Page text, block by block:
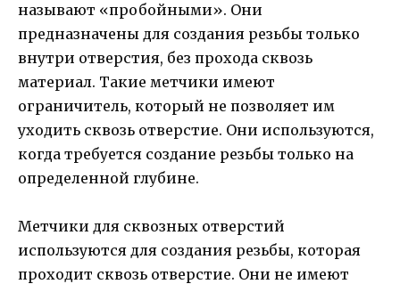
называют «пробойными». Они
предназначены для создания резьбы только
внутри отверстия, без прохода сквозь
материал. Такие метчики имеют
ограничитель, который не позволяет им
уходить сквозь отверстие. Они используются,
когда требуется создание резьбы только на
определенной глубине.
Метчики для сквозных отверстий
используются для создания резьбы, которая
проходит сквозь отверстие. Они не имеют